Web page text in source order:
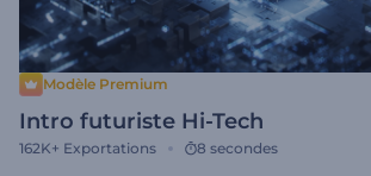
Modèle Premium
Intro futuriste Hi-Tech
162K+ Exportations 8 secondes